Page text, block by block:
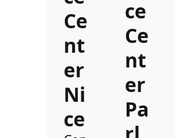
Ce
nt
er
Ni
ce
ce
Ce
nt
er
Pa